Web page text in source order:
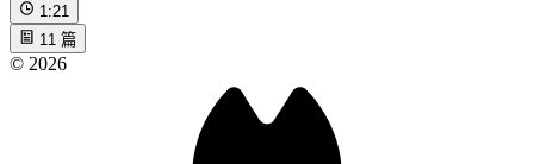
1:21
11 篇
© 2026